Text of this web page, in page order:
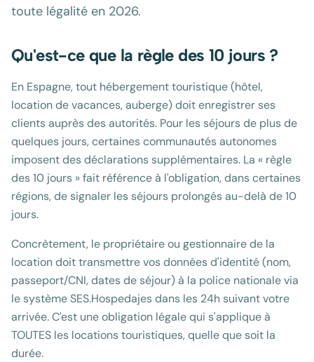
toute légalité en 2026.
Qu'est-ce que la règle des 10 jours ?
En Espagne, tout hébergement touristique (hôtel,
location de vacances, auberge) doit enregistrer ses
clients auprès des autorités. Pour les séjours de plus de
quelques jours, certaines communautés autonomes
imposent des déclarations supplémentaires. La « règle
des 10 jours » fait référence à l'obligation, dans certaines
régions, de signaler les séjours prolongés au-delà de 10
jours.
Concrètement, le propriétaire ou gestionnaire de la
location doit transmettre vos données d'identité (nom,
passeport/CNI, dates de séjour) à la police nationale via
le système SES.Hospedajes dans les 24h suivant votre
arrivée. C'est une obligation légale qui s'applique à
TOUTES les locations touristiques, quelle que soit la
durée.